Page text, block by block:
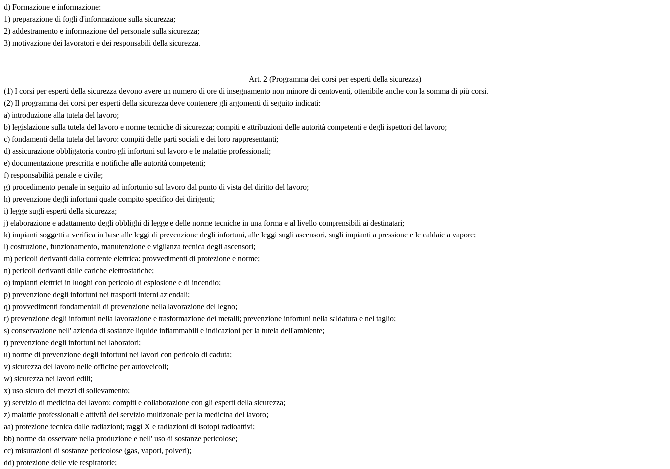
d) Formazione e informazione:
1) preparazione di fogli d'informazione sulla sicurezza;
2) addestramento e informazione del personale sulla sicurezza;
3) motivazione dei lavoratori e dei responsabili della sicurezza.
Art. 2 (Programma dei corsi per esperti della sicurezza)
(1) I corsi per esperti della sicurezza devono avere un numero di ore di insegnamento non minore di centoventi, ottenibile anche con la somma di più corsi.
(2) Il programma dei corsi per esperti della sicurezza deve contenere gli argomenti di seguito indicati:
a) introduzione alla tutela del lavoro;
b) legislazione sulla tutela del lavoro e norme tecniche di sicurezza; compiti e attribuzioni delle autorità competenti e degli ispettori del lavoro;
c) fondamenti della tutela del lavoro: compiti delle parti sociali e dei loro rappresentanti;
d) assicurazione obbligatoria contro gli infortuni sul lavoro e le malattie professionali;
e) documentazione prescritta e notifiche alle autorità competenti;
f) responsabilità penale e civile;
g) procedimento penale in seguito ad infortunio sul lavoro dal punto di vista del diritto del lavoro;
h) prevenzione degli infortuni quale compito specifico dei dirigenti;
i) legge sugli esperti della sicurezza;
j) elaborazione e adattamento degli obblighi di legge e delle norme tecniche in una forma e al livello comprensibili ai destinatari;
k) impianti soggetti a verifica in base alle leggi di prevenzione degli infortuni, alle leggi sugli ascensori, sugli impianti a pressione e le caldaie a vapore;
l) costruzione, funzionamento, manutenzione e vigilanza tecnica degli ascensori;
m) pericoli derivanti dalla corrente elettrica: provvedimenti di protezione e norme;
n) pericoli derivanti dalle cariche elettrostatiche;
o) impianti elettrici in luoghi con pericolo di esplosione e di incendio;
p) prevenzione degli infortuni nei trasporti interni aziendali;
q) provvedimenti fondamentali di prevenzione nella lavorazione del legno;
r) prevenzione degli infortuni nella lavorazione e trasformazione dei metalli; prevenzione infortuni nella saldatura e nel taglio;
s) conservazione nell' azienda di sostanze liquide infiammabili e indicazioni per la tutela dell'ambiente;
t) prevenzione degli infortuni nei laboratori;
u) norme di prevenzione degli infortuni nei lavori con pericolo di caduta;
v) sicurezza del lavoro nelle officine per autoveicoli;
w) sicurezza nei lavori edili;
x) uso sicuro dei mezzi di sollevamento;
y) servizio di medicina del lavoro: compiti e collaborazione con gli esperti della sicurezza;
z) malattie professionali e attività del servizio multizonale per la medicina del lavoro;
aa) protezione tecnica dalle radiazioni; raggi X e radiazioni di isotopi radioattivi;
bb) norme da osservare nella produzione e nell' uso di sostanze pericolose;
cc) misurazioni di sostanze pericolose (gas, vapori, polveri);
dd) protezione delle vie respiratorie;